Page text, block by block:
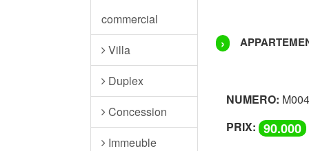
commercial
Villa
Duplex
Concession
Immeuble
›
NUMERO:
PRIX: 90.000